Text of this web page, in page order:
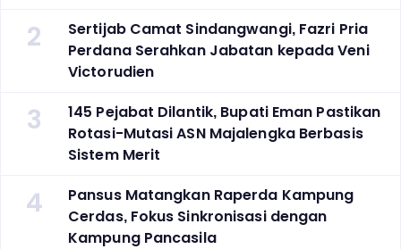
2
Sertijab Camat Sindangwangi, Fazri Pria
Perdana Serahkan Jabatan kepada Veni
Victorudien
3
145 Pejabat Dilantik, Bupati Eman Pastikan
Rotasi-Mutasi ASN Majalengka Berbasis
Sistem Merit
4
Pansus Matangkan Raperda Kampung
Cerdas, Fokus Sinkronisasi dengan
Kampung Pancasila